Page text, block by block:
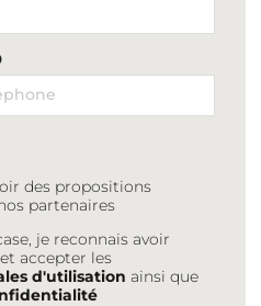
des propositions
partenaires
je reconnais avoir
accepter les
d'utilisation ainsi que